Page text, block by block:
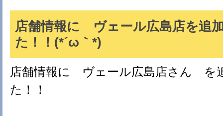
店舗情報に ヴェール広島店を追
た！！(*´ω｀*)
店舗情報に ヴェール広島店さん を
た！！